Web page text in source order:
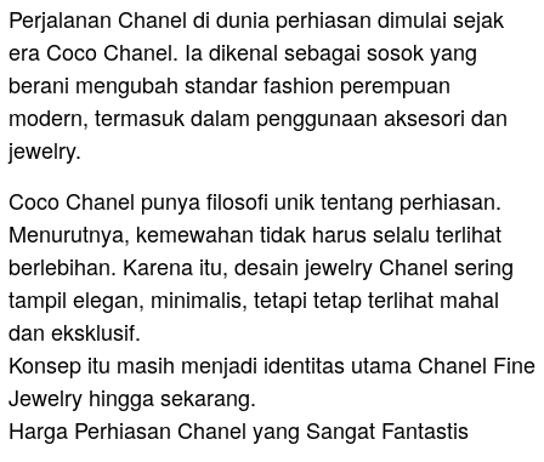
Perjalanan Chanel di dunia perhiasan dimulai sejak
era Coco Chanel. Ia dikenal sebagai sosok yang
berani mengubah standar fashion perempuan
modern, termasuk dalam penggunaan aksesori dan
jewelry.
Coco Chanel punya filosofi unik tentang perhiasan.
Menurutnya, kemewahan tidak harus selalu terlihat
berlebihan. Karena itu, desain jewelry Chanel sering
tampil elegan, minimalis, tetapi tetap terlihat mahal
dan eksklusif.
Konsep itu masih menjadi identitas utama Chanel Fine
Jewelry hingga sekarang.
Harga Perhiasan Chanel yang Sangat Fantastis